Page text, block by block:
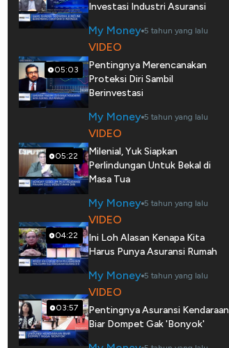
Investasi Industri Asuransi
My Money 5 tahun yang lalu
05:03
VIDEO
Pentingnya Merencanakan
Proteksi Diri Sambil
Berinvestasi
My Money 5 tahun yang lalu
05:22
VIDEO
Milenial, Yuk Siapkan
Perlindungan Untuk Bekal di
Masa Tua
My Money 5 tahun yang lalu
04:22
VIDEO
Ini Loh Alasan Kenapa Kita
Harus Punya Asuransi Rumah
My Money 5 tahun yang lalu
03:57
VIDEO
Pentingnya Asuransi Kendaraan
Biar Dompet Gak 'Bonyok'